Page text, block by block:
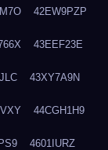
42EW9PZP
43EEF23E
43XY7A9N
44CGH1H9
4601IURZ